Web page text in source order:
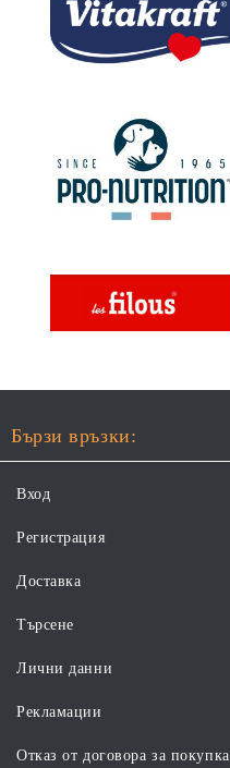
Бързи връзки:
Вход
Регистрация
Доставка
Търсене
Лични данни
Рекламации
Отказ от договора за покупка